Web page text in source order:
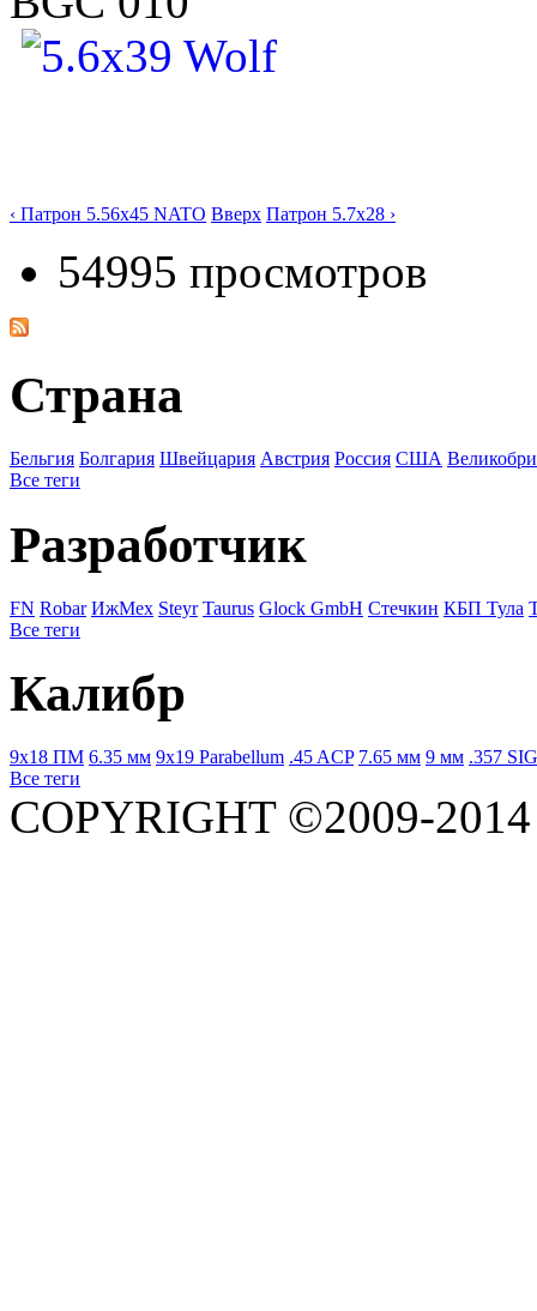
‹ Патрон 5.56х45 NATO Вверх Патрон 5.7x28 ›
54995 просмотров
Страна
Бельгия Болгария Швейцария Австрия Росcия США
Все теги
Разработчик
FN Robar ИжМех Steyr Taurus Glock GmbH Стечкин КБП Тула
Все теги
Калибр
9x18 ПМ 6.35 мм 9x19 Parabellum .45 ACP 7.65 мм 9 мм .357 SIG
Все теги
COPYRIGHT ©2009-